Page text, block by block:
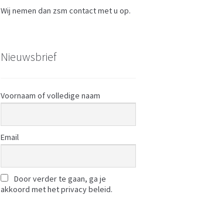
Wij nemen dan zsm contact met u op.
Nieuwsbrief
Voornaam of volledige naam
Email
Door verder te gaan, ga je
akkoord met het privacy beleid.